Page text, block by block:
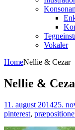
Vokaler
HomeNellie & Cezar
Nellie &
11. august 201425.
pinterest,